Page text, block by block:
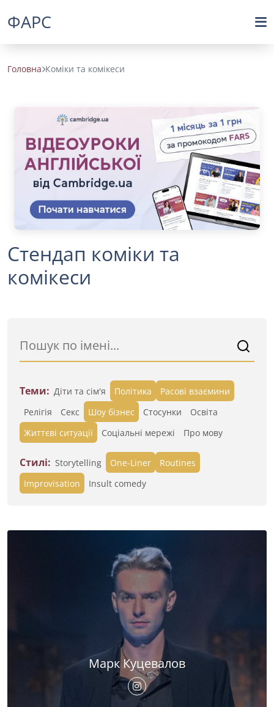
ФАРС
Головна Коміки та комікеси
Стендап коміки та
комікеси
Теми: Діти та сім'я Політика
Расові взаємини
Релігія
Секс Шоу бізнес Стосунки
Освіта
Життєві ситуації
Cоціальні мережі Про мову
Стилі: Storytelling One-Liner
Routines
Improvisation
Insult comedy
Марк Куцевалов